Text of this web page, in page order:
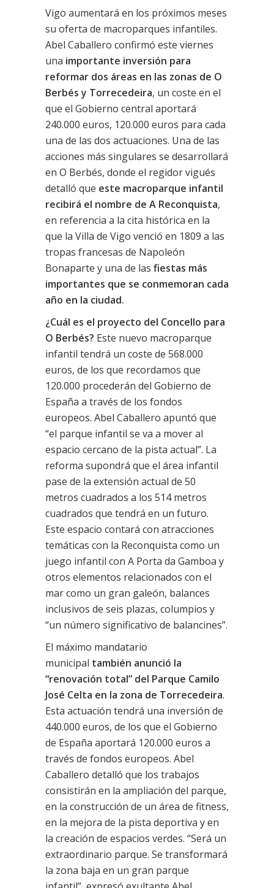
Vigo aumentará en los próximos meses
su oferta de macroparques infantiles.
Abel Caballero confirmó este viernes
una importante inversión para
reformar dos áreas en las zonas de O
Berbés y Torrecedeira, un coste en el
que el Gobierno central aportará
240.000 euros, 120.000 euros para cada
una de las dos actuaciones. Una de las
acciones más singulares se desarrollará
en O Berbés, donde el regidor vigués
detalló que este macroparque infantil
recibirá el nombre de A Reconquista,
en referencia a la cita histórica en la
que la Villa de Vigo venció en 1809 a las
tropas francesas de Napoleón
Bonaparte y una de las fiestas más
importantes que se conmemoran cada
año en la ciudad.
¿Cuál es el proyecto del Concello para
O Berbés? Este nuevo macroparque
infantil tendrá un coste de 568.000
euros, de los que recordamos que
120.000 procederán del Gobierno de
España a través de los fondos
europeos. Abel Caballero apuntó que
“el parque infantil se va a mover al
espacio cercano de la pista actual”. La
reforma supondrá que el área infantil
pase de la extensión actual de 50
metros cuadrados a los 514 metros
cuadrados que tendrá en un futuro.
Este espacio contará con atracciones
temáticas con la Reconquista como un
juego infantil con A Porta da Gamboa y
otros elementos relacionados con el
mar como un gran galeón, balances
inclusivos de seis plazas, columpios y
“un número significativo de balancines”.
El máximo mandatario
municipal también anunció la
“renovación total” del Parque Camilo
José Celta en la zona de Torrecedeira.
Esta actuación tendrá una inversión de
440.000 euros, de los que el Gobierno
de España aportará 120.000 euros a
través de fondos europeos. Abel
Caballero detalló que los trabajos
consistirán en la ampliación del parque,
en la construcción de un área de fitness,
en la mejora de la pista deportiva y en
la creación de espacios verdes. “Será un
extraordinario parque. Se transformará
la zona baja en un gran parque